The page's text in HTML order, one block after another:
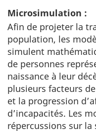
Microsimulation :
Afin de projeter la
population, les
simulent
de personnes
naissance à leur
plusieurs facteurs
et la progression
d’incapacités. Les
répercussions sur la